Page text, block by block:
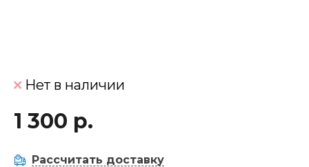
Нет в наличии
1 300 р.
Рассчитать доставку